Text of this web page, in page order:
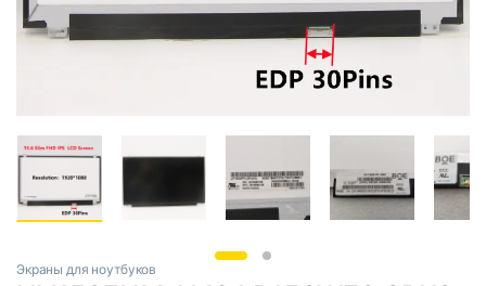
Экраны для ноутбуков